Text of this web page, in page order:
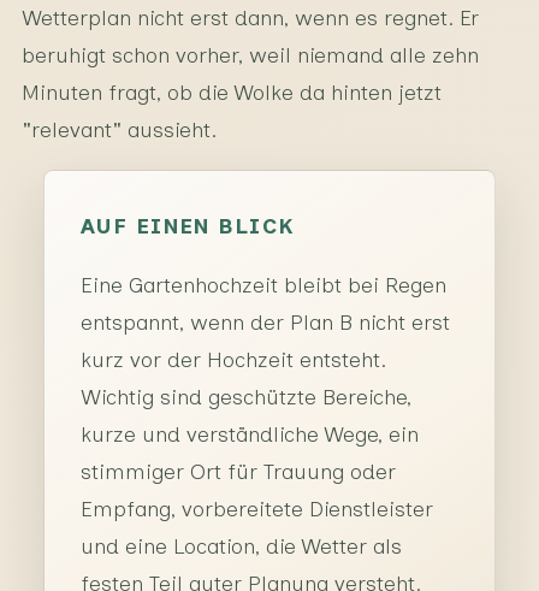
Wetterplan nicht erst dann, wenn es regnet. Er
beruhigt schon vorher, weil niemand alle zehn
Minuten fragt, ob die Wolke da hinten jetzt
"relevant" aussieht.
AUF EINEN BLICK
Eine Gartenhochzeit bleibt bei Regen
entspannt, wenn der Plan B nicht erst
kurz vor der Hochzeit entsteht.
Wichtig sind geschützte Bereiche,
kurze und verständliche Wege, ein
stimmiger Ort für Trauung oder
Empfang, vorbereitete Dienstleister
und eine Location, die Wetter als
festen Teil guter Planung versteht.